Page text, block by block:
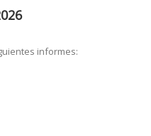
informes: